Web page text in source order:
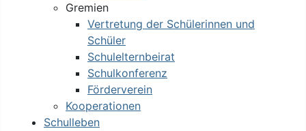
Gremien
Vertretung der Schülerinnen und
Schüler
Schulelternbeirat
Schulkonferenz
Förderverein
Kooperationen
Schulleben